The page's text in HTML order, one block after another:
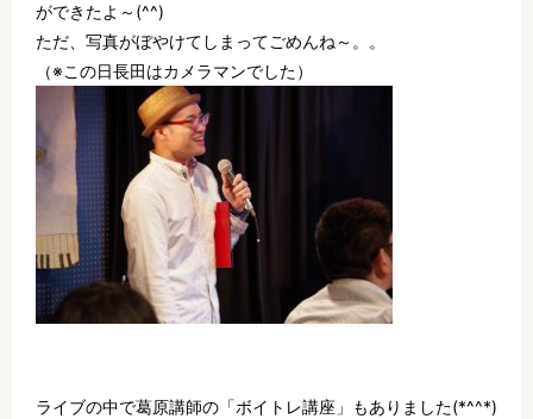
ができたよ～(^^)
ただ、写真がぼやけてしまってごめんね～。。
（※この日長田はカメラマンでした）
ライブの中で葛原講師の「ボイトレ講座」もありました(*^^*)